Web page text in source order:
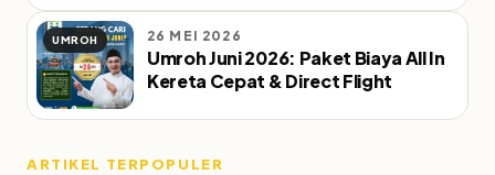
UMROH 26 MEI 2026
Umroh Juni 2026: Paket Biaya All In
Kereta Cepat & Direct Flight
ARTIKEL TERPOPULER